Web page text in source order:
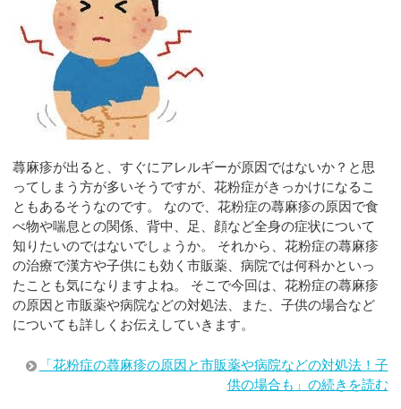
蕁麻疹が出ると、すぐにアレルギーが原因ではないか？と思
ってしまう方が多いそうですが、花粉症がきっかけになるこ
ともあるそうなのです。 なので、花粉症の蕁麻疹の原因で食
べ物や喘息との関係、背中、足、顔など全身の症状について
知りたいのではないでしょうか。 それから、花粉症の蕁麻疹
の治療で漢方や子供にも効く市販薬、病院では何科かといっ
たことも気になりますよね。 そこで今回は、花粉症の蕁麻疹
の原因と市販薬や病院などの対処法、また、子供の場合など
についても詳しくお伝えしていきます。
「花粉症の蕁麻疹の原因と市販薬や病院などの対処法！子
供の場合も」の続きを読む